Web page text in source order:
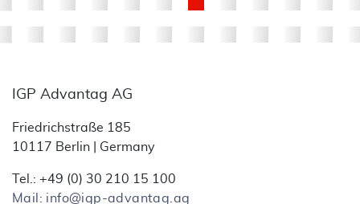
IGP Advantag AG
Friedrichstraße 185
10117 Berlin | Germany
Tel.: +49 (0) 30 210 15 100
Mail: info@igp-advantag.ag